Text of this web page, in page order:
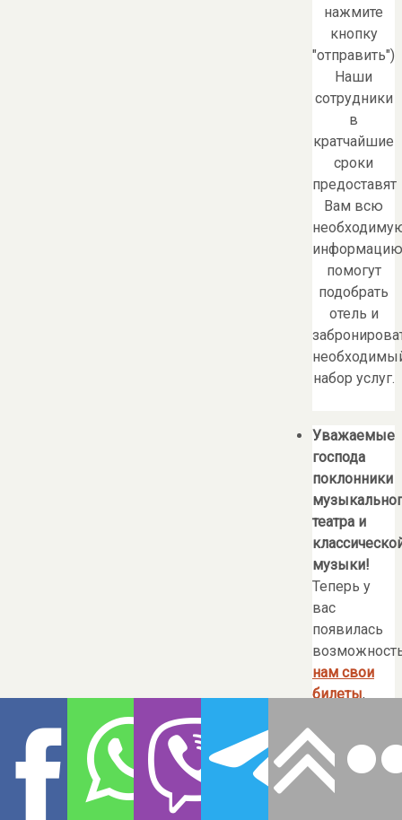
нажмите
кнопку
"отправить")
Наши
сотрудники
в
кратчайшие
сроки
предоставят
Вам всю
помогут
подобрать
отель и
набор услуг.
Уважаемые
господа
поклонники
театра и
музыки!
Теперь у
вас
появилась
нам свои
билеты,
вы по
какой-либо
причине не